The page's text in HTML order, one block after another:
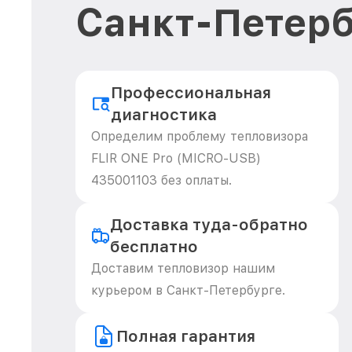
Санкт-
Профессиональная
диагностика
Определим проблему тепловизора
FLIR ONE Pro (MICRO-USB)
435001103 без оплаты.
Доставка туда-обратно
бесплатно
Доставим тепловизор нашим
курьером в Санкт-Петербурге.
Полная гарантия